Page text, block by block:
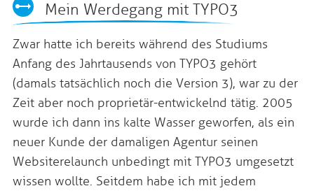
Mein Werdegang mit TYPO3
Zwar hatte ich bereits während des Studiums
Anfang des Jahrtausends von TYPO3 gehört
(damals tatsächlich noch die Version 3), war zu der
Zeit aber noch proprietär-entwickelnd tätig. 2005
wurde ich dann ins kalte Wasser geworfen, als ein
neuer Kunde der damaligen Agentur seinen
Websiterelaunch unbedingt mit TYPO3 umgesetzt
wissen wollte. Seitdem habe ich mit jedem